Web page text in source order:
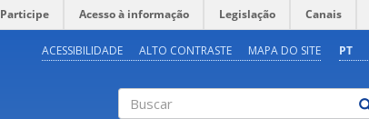
Participe Acesso à informação Legislação Canais
PT
ACESSIBILIDADE ALTO CONTRASTE MAPA DO SITE